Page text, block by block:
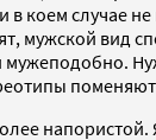
коем случае не
мужской вид
мужеподобно.
напористой.